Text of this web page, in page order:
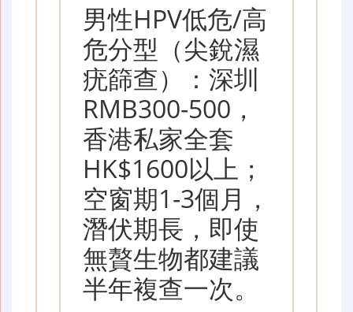
男性HPV低危/高
危分型（尖銳濕
疣篩查）：深圳
RMB300-500，
香港私家全套
HK$1600以上；
空窗期1-3個月，
潛伏期長，即使
無贅生物都建議
半年複查一次。